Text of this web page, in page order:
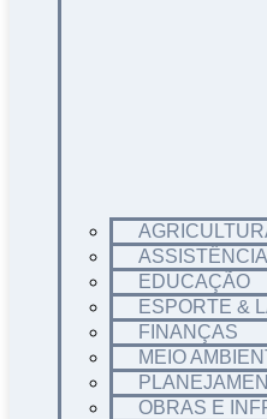
EDUCAÇÃO
ESPORTE &
FINANÇAS
MEIO
OBRAS E